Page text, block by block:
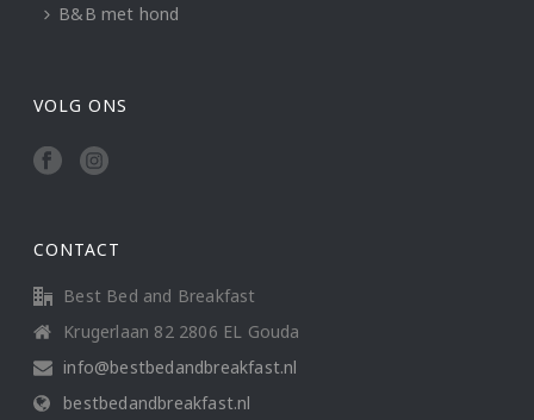
B&B met hond
VOLG ONS
CONTACT
Best Bed and Breakfast
Krugerlaan 82 2806 EL Gouda
info@bestbedandbreakfast.nl
bestbedandbreakfast.nl